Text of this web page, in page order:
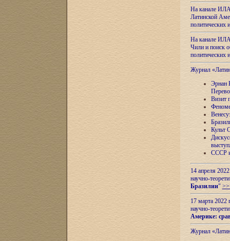
На канале
Латинской
На канале
Чили и поиск
Журнал
Эрнан
Визит
Культ
СССР и
14 апреля
научно-
Бразилии"
17 марта 2022
научно-
Америке:
Журнал